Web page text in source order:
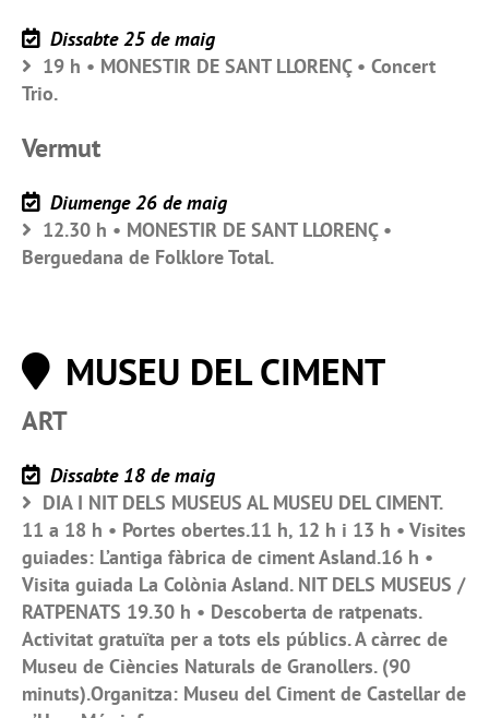
Dissabte 25 de maig
19 h • MONESTIR DE SANT LLORENÇ • Concert
Trio.
Vermut
Diumenge 26 de maig
12.30 h • MONESTIR DE SANT LLORENÇ •
Berguedana de Folklore Total.
MUSEU DEL CIMENT
ART
Dissabte 18 de maig
DIA I NIT DELS MUSEUS AL MUSEU DEL CIMENT.
11 a 18 h • Portes obertes.11 h, 12 h i 13 h • Visites
guiades: L’antiga fàbrica de ciment Asland.16 h •
Visita guiada La Colònia Asland. NIT DELS MUSEUS /
RATPENATS 19.30 h • Descoberta de ratpenats.
Activitat gratuïta per a tots els públics. A càrrec de
Museu de Ciències Naturals de Granollers. (90
minuts).Organitza: Museu del Ciment de Castellar de